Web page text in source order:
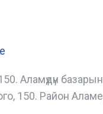
Аламүдүн
150. Район